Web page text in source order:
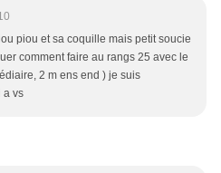
piou et sa coquille mais petit soucie
comment faire au rangs 25 avec le
2 m ens end ) je suis
a vs